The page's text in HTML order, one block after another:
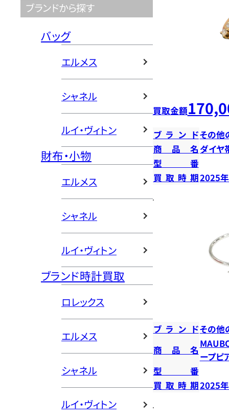
ブランドから探す
バッグ
エルメス
シャネル
ルイ・ヴィトン
財布・小物
エルメス
シャネル
ルイ・ヴィトン
ブランド時計買取
ロレックス
エルメス
シャネル
ルイ・ヴィトン
買取金額
ブランドその他
商品名ダイヤ
型番
買取時期2025
ブランドその他
商品名
ープピ
型番
買取時期2025